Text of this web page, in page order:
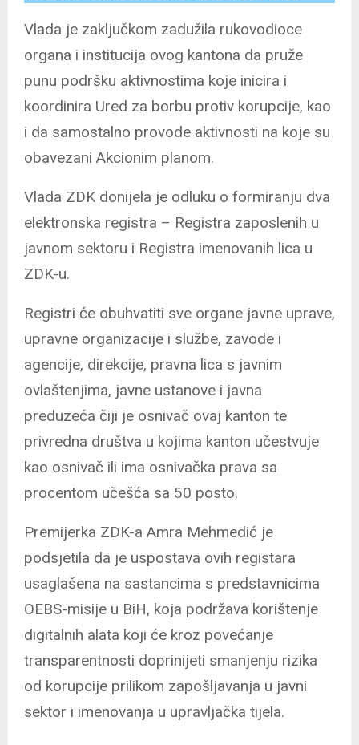
Vlada je zaključkom zadužila rukovodioce
organa i institucija ovog kantona da pruže
punu podršku aktivnostima koje inicira i
koordinira Ured za borbu protiv korupcije, kao
i da samostalno provode aktivnosti na koje su
obavezani Akcionim planom.
Vlada ZDK donijela je odluku o formiranju dva
elektronska registra – Registra zaposlenih u
javnom sektoru i Registra imenovanih lica u
ZDK-u.
Registri će obuhvatiti sve organe javne uprave,
upravne organizacije i službe, zavode i
agencije, direkcije, pravna lica s javnim
ovlaštenjima, javne ustanove i javna
preduzeća čiji je osnivač ovaj kanton te
privredna društva u kojima kanton učestvuje
kao osnivač ili ima osnivačka prava sa
procentom učešća sa 50 posto.
Premijerka ZDK-a Amra Mehmedić je
podsjetila da je uspostava ovih registara
usaglašena na sastancima s predstavnicima
OEBS-misije u BiH, koja podržava korištenje
digitalnih alata koji će kroz povećanje
transparentnosti doprinijeti smanjenju rizika
od korupcije prilikom zapošljavanja u javni
sektor i imenovanja u upravljačka tijela.